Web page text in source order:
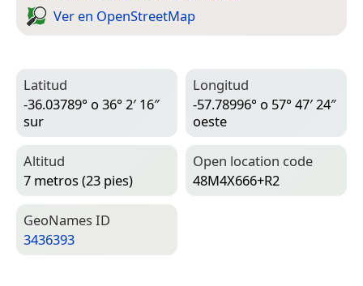
Ver en Open­Street­Map
Latitud
-36.03789° o 36° 2′ 16″
sur
Longitud
-57.78996° o 57° 47′ 24″
oeste
Altitud
7 metros (23 pies)
Open location code
48M4X666+R2
Geo­Names ID
3436393